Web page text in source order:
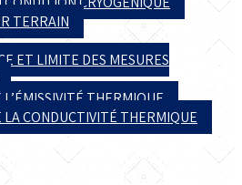
TERRAIN
ET LIMITE DES MESURES
L’ÉMISSIVITÉ THERMIQUE
LA CONDUCTIVITÉ THERMIQUE